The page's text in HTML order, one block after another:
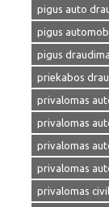
pigus auto
pigus
pigus
priekabos
privalomas
privalomas
privalomas
privalomas
privalomas